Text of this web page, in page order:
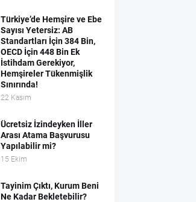
Türkiye’de Hemşire ve Ebe
Sayısı Yetersiz: AB
Standartları İçin 384 Bin,
OECD İçin 448 Bin Ek
İstihdam Gerekiyor,
Hemşireler Tükenmişlik
Sınırında!
22 Kasım
Ücretsiz İzindeyken İller
Arası Atama Başvurusu
Yapılabilir mi?
15 Ekim
Tayinim Çıktı, Kurum Beni
Ne Kadar Bekletebilir?